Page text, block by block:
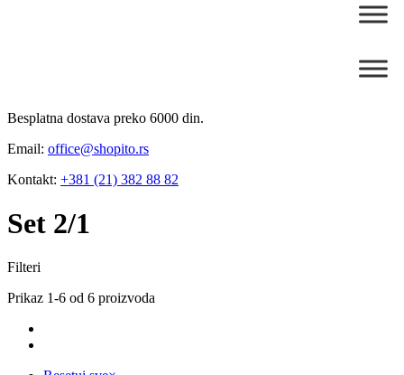
Besplatna dostava preko 6000 din.
Email: office@shopito.rs
Kontakt: +381 (21) 382 88 82
Set 2/1
Filteri
Prikaz 1-6 od 6 proizvoda